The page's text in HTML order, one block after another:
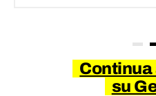
Continua
su